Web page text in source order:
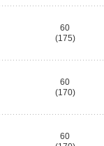
60
(175)
60
(170)
60